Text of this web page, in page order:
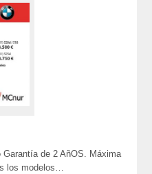
de 2 AñOS. Máxima
los modelos…